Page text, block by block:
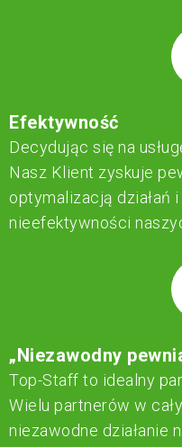
Efektywność
Decydując się na
Nasz Klient zyskuje
optymalizacją działań
nieefektywności
„Niezawodny
Top-Staff to idealny
Wielu partnerów w
niezawodne działanie